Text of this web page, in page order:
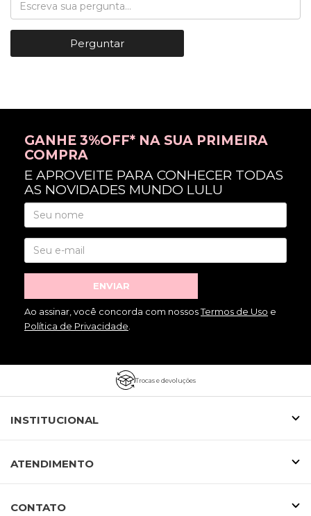
Perguntar
GANHE 3%OFF* NA SUA PRIMEIRA
COMPRA
E APROVEITE PARA CONHECER TODAS
AS NOVIDADES MUNDO LULU
ENVIAR
Ao assinar, você concorda com nossosTermos de Uso e
Política de Privacidade
Trocas e devoluções
INSTITUCIONAL
ATENDIMENTO
CONTATO